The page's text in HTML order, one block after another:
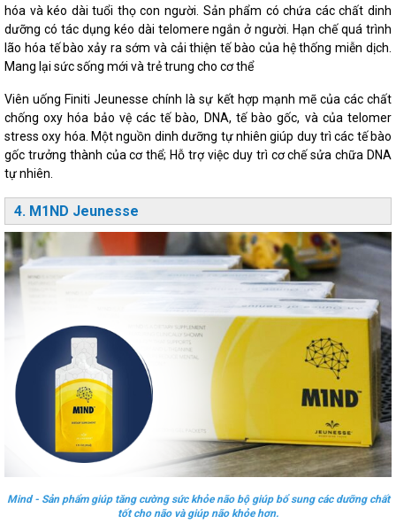
hóa và kéo dài tuổi thọ con người. Sản phẩm có chứa các chất dinh
dưỡng có tác dụng kéo dài telomere ngắn ở người. Hạn chế quá trình
lão hóa tế bào xảy ra sớm và cải thiện tế bào của hệ thống miễn dịch.
Mang lại sức sống mới và trẻ trung cho cơ thể
Viên uống Finiti Jeunesse chính là sự kết hợp mạnh mẽ của các chất
chống oxy hóa bảo vệ các tế bào, DNA, tế bào gốc, và của telomer
stress oxy hóa. Một nguồn dinh dưỡng tự nhiên giúp duy trì các tế bào
gốc trưởng thành của cơ thể; Hỗ trợ việc duy trì cơ chế sửa chữa DNA
tự nhiên.
4. M1ND Jeunesse
Mind - Sản phẩm giúp tăng cường sức khỏe não bộ giúp bổ sung các dưỡng chất
tốt cho não và giúp não khỏe hơn.